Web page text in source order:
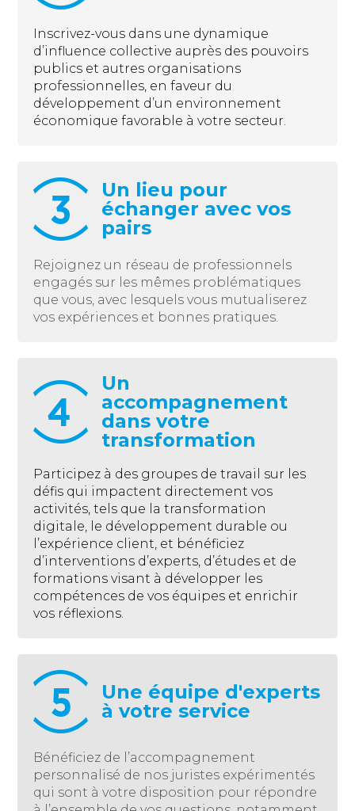
Inscrivez-vous dans une dynamique
d’influence collective auprès des pouvoirs
publics et autres organisations
professionnelles, en faveur du
développement d’un environnement
économique favorable à votre secteur.
Un lieu pour
échanger avec vos
pairs
Rejoignez un réseau de professionnels
engagés sur les mêmes problématiques
que vous, avec lesquels vous mutualiserez
vos expériences et bonnes pratiques.
Un
accompagnement
dans votre
transformation
Participez à des groupes de travail sur les
défis qui impactent directement vos
activités, tels que la transformation
digitale, le développement durable ou
l’expérience client, et bénéficiez
d’interventions d’experts, d’études et de
formations visant à développer les
compétences de vos équipes et enrichir
vos réflexions.
Une équipe d'experts
à votre service
Bénéficiez de l’accompagnement
personnalisé de nos juristes expérimentés
qui sont à votre disposition pour répondre